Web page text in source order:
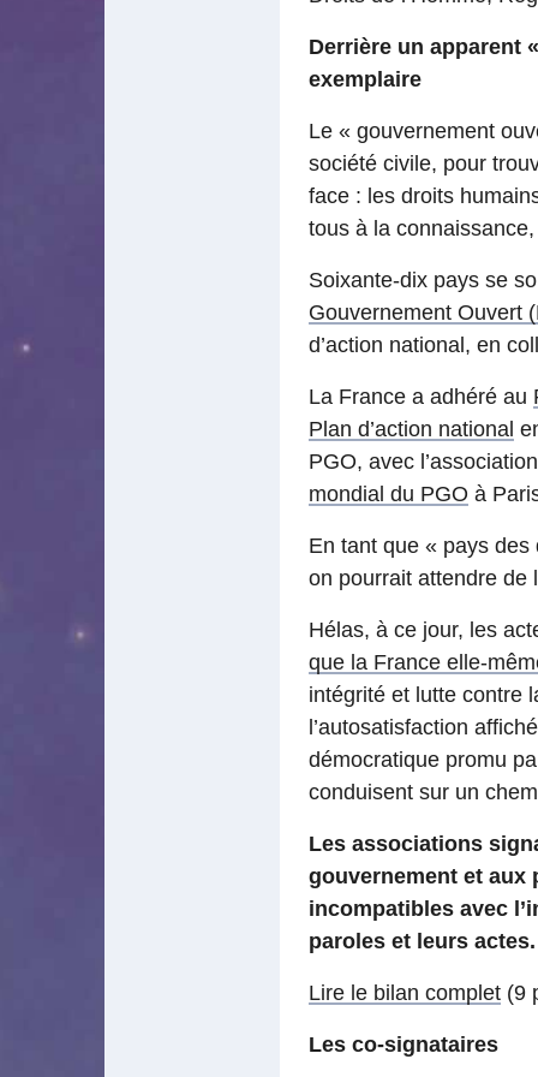
Derrière un apparent
exemplaire
Le « gouvernement
société civile, pour
face : les droits
tous à la
Soixante-dix pays se
Gouvernement Ouvert
d’action national, en
La France a adhéré au
Plan d’action national
PGO, avec
mondial du PGO à
En tant que « pays des
on pourrait attendre de
Hélas, à ce jour, les
que la France elle-
intégrité et lutte contre
l’autosatisfaction
démocratique promu
conduisent sur un
Les associations
gouvernement et aux
incompatibles avec
paroles et leurs actes.
Lire le bilan complet(9
Les co-signataires